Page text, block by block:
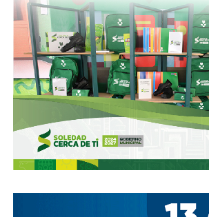
velocidad sin criterio de las
peligroso scroll incuestionable,el
palabras o detener al navegante en dos
generado dos cosas:nuevas
de la comunicación y el periodismo, y
condena que nos depara si
cualquier cosa como noticia, sin
es peor- asumirla como verdad.
Se le atribuye a Mark Twain la afirmación:
mete en problemas no es lo que no
cierto”. Así nos está pasando.